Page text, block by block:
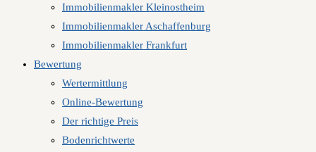
Immobilienmakler Kleinostheim
Immobilienmakler Aschaffenburg
Immobilienmakler Frankfurt
Bewertung
Wertermittlung
Online-Bewertung
Der richtige Preis
Bodenrichtwerte